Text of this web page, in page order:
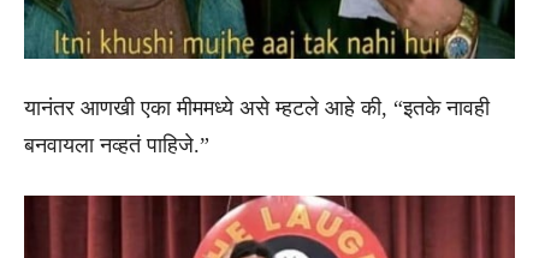
यानंतर आणखी एका मीममध्ये असे म्हटले आहे की, “इतके नावही
बनवायला नव्हतं पाहिजे.”